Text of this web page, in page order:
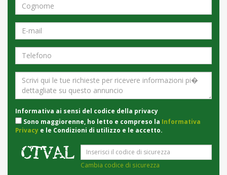
Informativa ai sensi del codice della privacy
Sono maggiorenne, ho letto e compreso la Informativa
Privacy e le Condizioni di utilizzo e le accetto.
Cambia codice di sicurezza